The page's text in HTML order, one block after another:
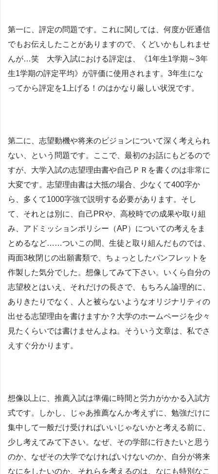
第一に、評定の問題です。これに関しては、何度か匠通信
でもお伝えしたことがありますので、くどいかもしれませ
んが…笑 大学入試における評定は、《1年生1学期～3年
生1学期の評定平均》が評価に使用されます。3年生にな
ってから評定を1上げる！のはかなり厳しい状況です。
第二に、志望動機や将来のビジョンについて深く考えられ
ない、という問題です。ここで、最初のお話にもどるので
すが、大学入試の志望理由書や自己ＰＲを書くのは非常に
大変です。志望理由書は大抵の場合、少なくて400字か
ら、多くて1000字強で説明する必要があります。そし
て、それとは別に、自己PRや、高校時での成果や取り組
み、アドミッションポリシー（AP）についての考えをま
とめるなど……ついこの間、生徒と取り組んだものでは、
両面3枚閉じの出願書類で、ちょっとしたパンフレットを
作製した気分でした。想像してみて下さい。いくら自分の
志望校とはいえ、それだけの長さで、もちろん論理的に、
ありきたりでなく、人と被らないようなオリジナリティの
出せる志望理由を書けますか？大学のホームページを少々
見たくらいでは書けませんよね。そういう文章は、私でさ
えすぐ分かります。
想像以上に、推薦入試は準備に時間と労力がかかる入試方
式です。しかし、じゃあ推薦なんか考えずに、勉強だけに
集中して一般だけ受ければいいじゃないかと考える前に、
少し考えてみて下さい。なぜ、その学部に行きたいと思う
のか、なぜその大学でなければいけないのか、自分が将来
なにをしたいのか、それらを考えるのは、なにも特別なこ